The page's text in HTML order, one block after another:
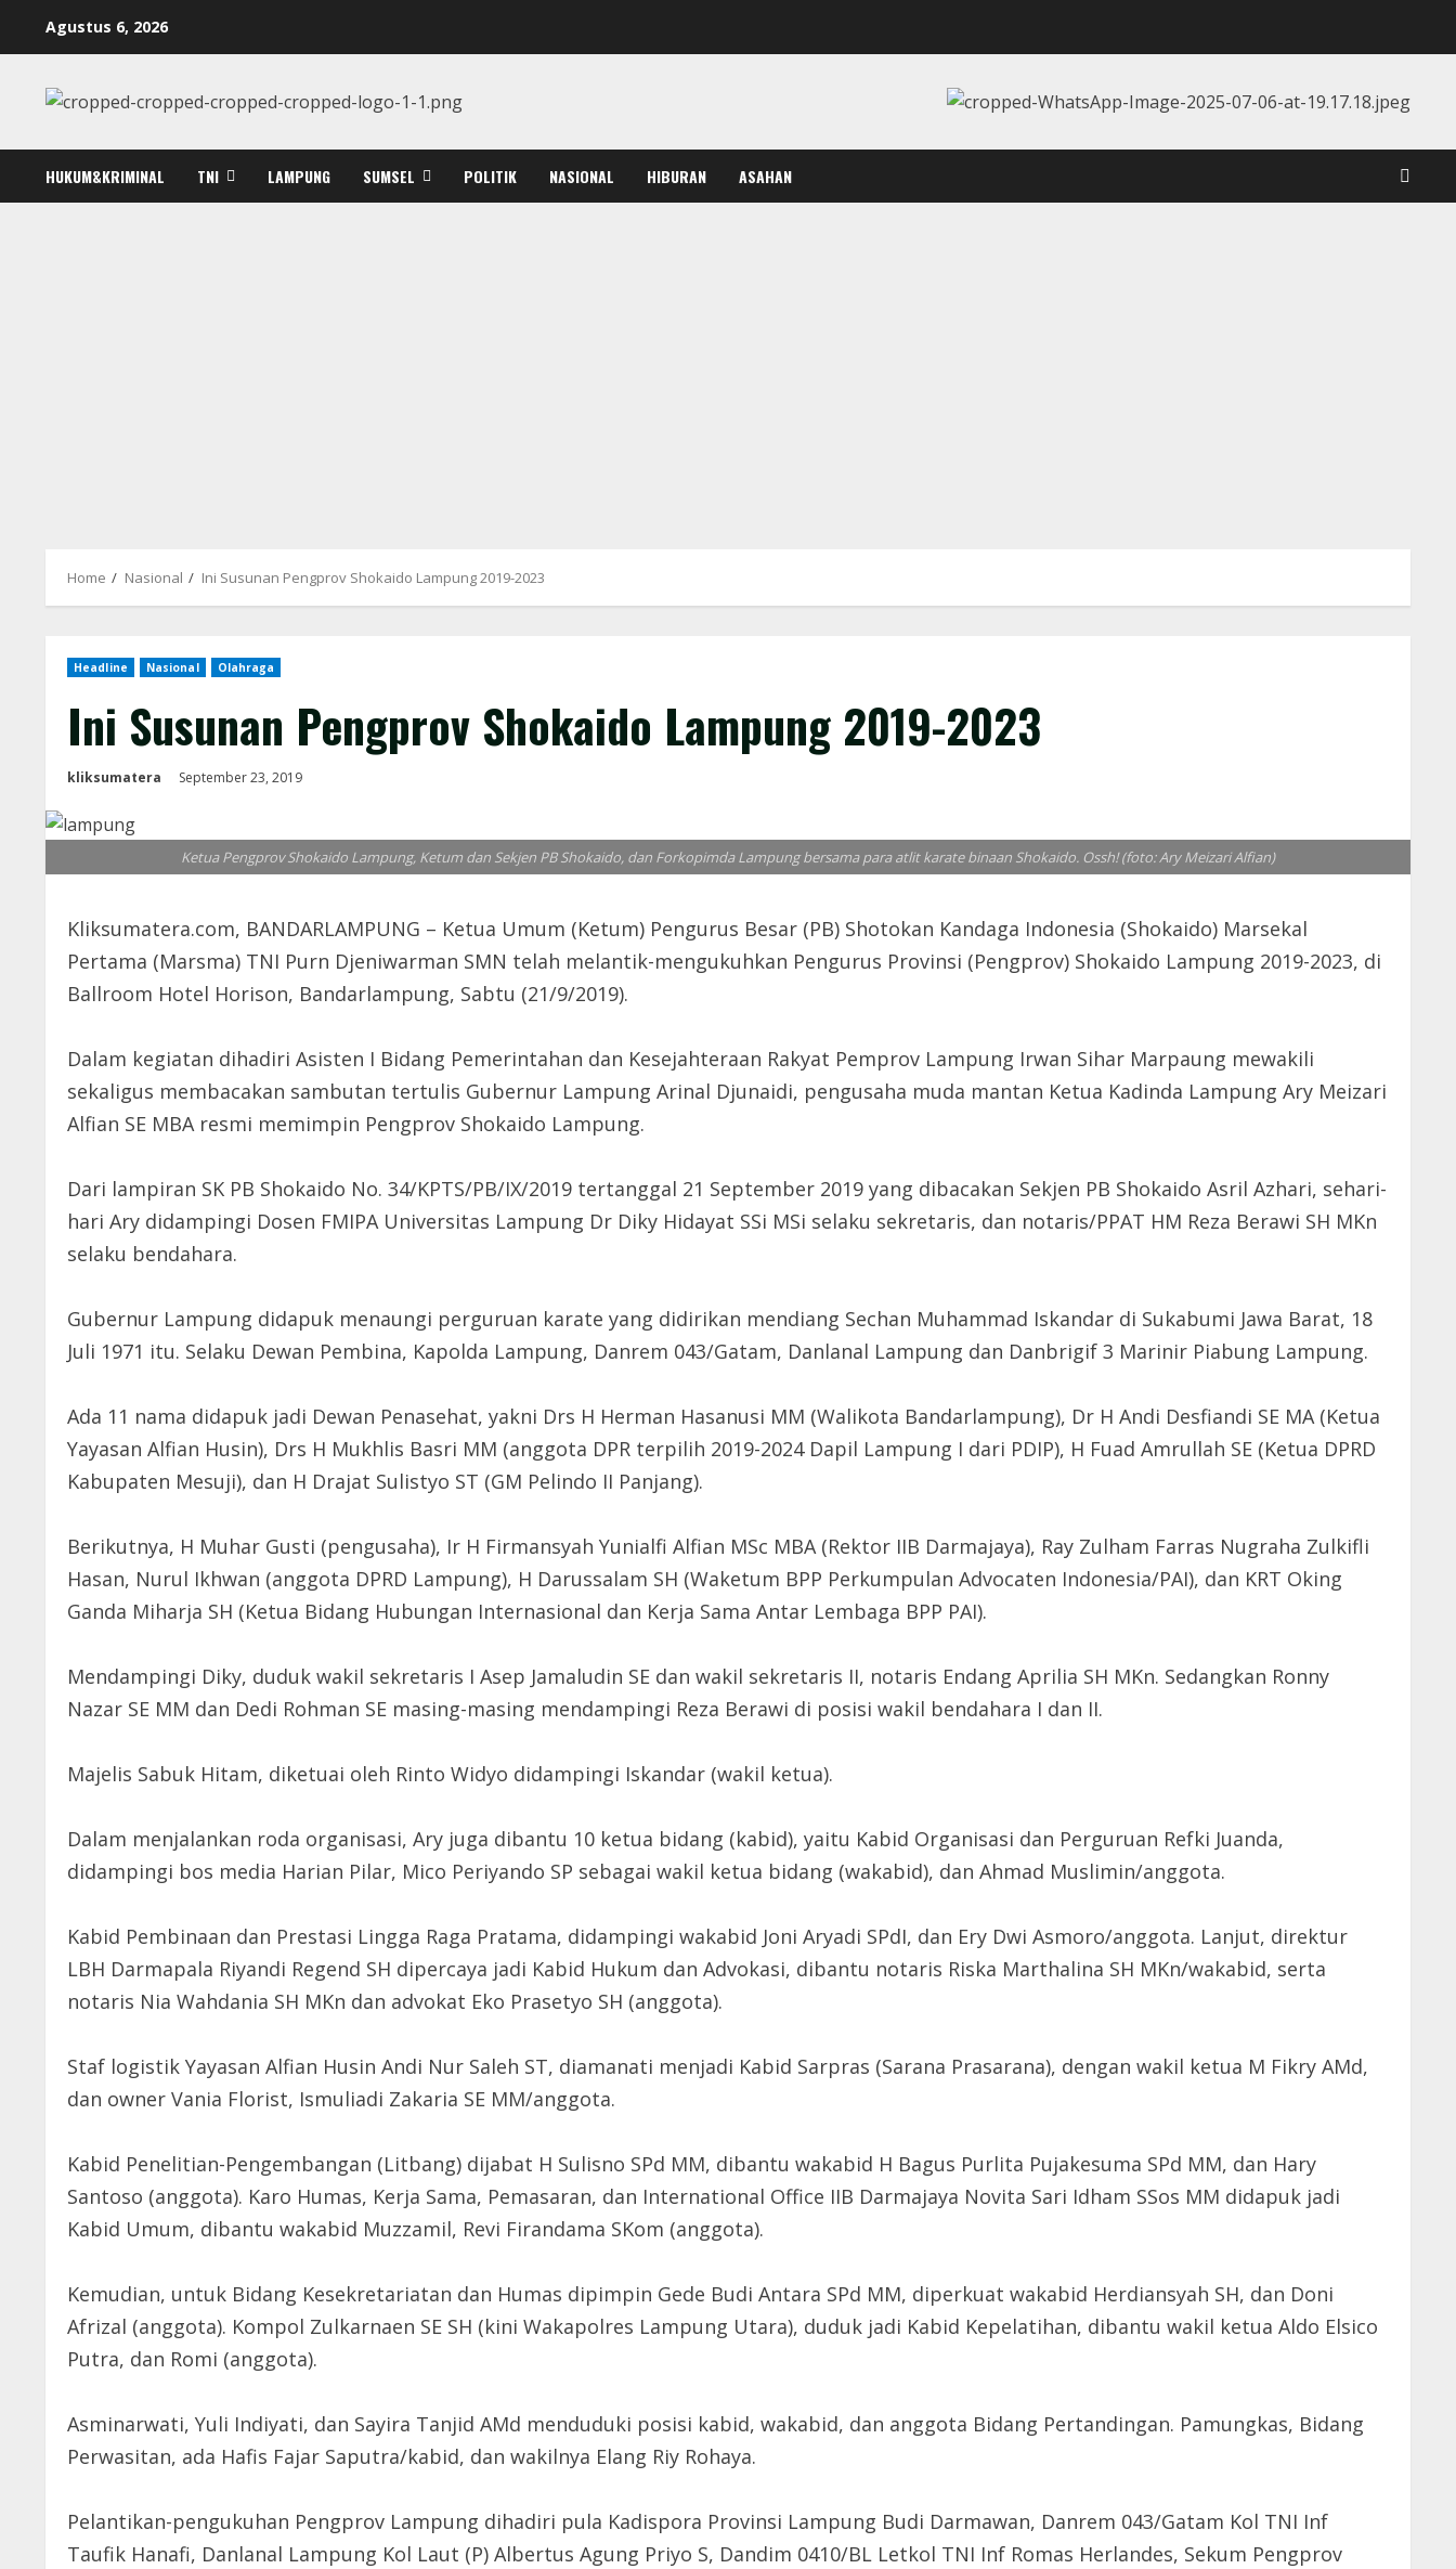
Agustus 6, 2026
HUKUM&KRIMINAL TNI LAMPUNG SUMSEL POLITIK NASIONAL HIBURAN ASAHAN
Home Nasional Ini Susunan Pengprov Shokaido Lampung 2019-2023
Headline Nasional Olahraga
Ini Susunan Pengprov Shokaido Lampung 2019-2023
kliksumatera September 23, 2019
Ketua Pengprov Shokaido Lampung, Ketum dan Sekjen PB Shokaido, dan Forkopimda Lampung bersama para atlit karate binaan Shokaido. Ossh! (foto: Ary Meizari Alfian)
Kliksumatera.com, BANDARLAMPUNG – Ketua Umum (Ketum) Pengurus Besar (PB) Shotokan Kandaga Indonesia (Shokaido) Marsekal
Pertama (Marsma) TNI Purn Djeniwarman SMN telah melantik-mengukuhkan Pengurus Provinsi (Pengprov) Shokaido Lampung 2019-2023, di
Ballroom Hotel Horison, Bandarlampung, Sabtu (21/9/2019).
Dalam kegiatan dihadiri Asisten I Bidang Pemerintahan dan Kesejahteraan Rakyat Pemprov Lampung Irwan Sihar Marpaung mewakili
sekaligus membacakan sambutan tertulis Gubernur Lampung Arinal Djunaidi, pengusaha muda mantan Ketua Kadinda Lampung Ary Meizari
Alfian SE MBA resmi memimpin Pengprov Shokaido Lampung.
Dari lampiran SK PB Shokaido No. 34/KPTS/PB/IX/2019 tertanggal 21 September 2019 yang dibacakan Sekjen PB Shokaido Asril Azhari, sehari-
hari Ary didampingi Dosen FMIPA Universitas Lampung Dr Diky Hidayat SSi MSi selaku sekretaris, dan notaris/PPAT HM Reza Berawi SH MKn
selaku bendahara.
Gubernur Lampung didapuk menaungi perguruan karate yang didirikan mendiang Sechan Muhammad Iskandar di Sukabumi Jawa Barat, 18
Juli 1971 itu. Selaku Dewan Pembina, Kapolda Lampung, Danrem 043/Gatam, Danlanal Lampung dan Danbrigif 3 Marinir Piabung Lampung.
Ada 11 nama didapuk jadi Dewan Penasehat, yakni Drs H Herman Hasanusi MM (Walikota Bandarlampung), Dr H Andi Desfiandi SE MA (Ketua
Yayasan Alfian Husin), Drs H Mukhlis Basri MM (anggota DPR terpilih 2019-2024 Dapil Lampung I dari PDIP), H Fuad Amrullah SE (Ketua DPRD
Kabupaten Mesuji), dan H Drajat Sulistyo ST (GM Pelindo II Panjang).
Berikutnya, H Muhar Gusti (pengusaha), Ir H Firmansyah Yunialfi Alfian MSc MBA (Rektor IIB Darmajaya), Ray Zulham Farras Nugraha Zulkifli
Hasan, Nurul Ikhwan (anggota DPRD Lampung), H Darussalam SH (Waketum BPP Perkumpulan Advocaten Indonesia/PAI), dan KRT Oking
Ganda Miharja SH (Ketua Bidang Hubungan Internasional dan Kerja Sama Antar Lembaga BPP PAI).
Mendampingi Diky, duduk wakil sekretaris I Asep Jamaludin SE dan wakil sekretaris II, notaris Endang Aprilia SH MKn. Sedangkan Ronny
Nazar SE MM dan Dedi Rohman SE masing-masing mendampingi Reza Berawi di posisi wakil bendahara I dan II.
Majelis Sabuk Hitam, diketuai oleh Rinto Widyo didampingi Iskandar (wakil ketua).
Dalam menjalankan roda organisasi, Ary juga dibantu 10 ketua bidang (kabid), yaitu Kabid Organisasi dan Perguruan Refki Juanda,
didampingi bos media Harian Pilar, Mico Periyando SP sebagai wakil ketua bidang (wakabid), dan Ahmad Muslimin/anggota.
Kabid Pembinaan dan Prestasi Lingga Raga Pratama, didampingi wakabid Joni Aryadi SPdI, dan Ery Dwi Asmoro/anggota. Lanjut, direktur
LBH Darmapala Riyandi Regend SH dipercaya jadi Kabid Hukum dan Advokasi, dibantu notaris Riska Marthalina SH MKn/wakabid, serta
notaris Nia Wahdania SH MKn dan advokat Eko Prasetyo SH (anggota).
Staf logistik Yayasan Alfian Husin Andi Nur Saleh ST, diamanati menjadi Kabid Sarpras (Sarana Prasarana), dengan wakil ketua M Fikry AMd,
dan owner Vania Florist, Ismuliadi Zakaria SE MM/anggota.
Kabid Penelitian-Pengembangan (Litbang) dijabat H Sulisno SPd MM, dibantu wakabid H Bagus Purlita Pujakesuma SPd MM, dan Hary
Santoso (anggota). Karo Humas, Kerja Sama, Pemasaran, dan International Office IIB Darmajaya Novita Sari Idham SSos MM didapuk jadi
Kabid Umum, dibantu wakabid Muzzamil, Revi Firandama SKom (anggota).
Kemudian, untuk Bidang Kesekretariatan dan Humas dipimpin Gede Budi Antara SPd MM, diperkuat wakabid Herdiansyah SH, dan Doni
Afrizal (anggota). Kompol Zulkarnaen SE SH (kini Wakapolres Lampung Utara), duduk jadi Kabid Kepelatihan, dibantu wakil ketua Aldo Elsico
Putra, dan Romi (anggota).
Asminarwati, Yuli Indiyati, dan Sayira Tanjid AMd menduduki posisi kabid, wakabid, dan anggota Bidang Pertandingan. Pamungkas, Bidang
Perwasitan, ada Hafis Fajar Saputra/kabid, dan wakilnya Elang Riy Rohaya.
Pelantikan-pengukuhan Pengprov Lampung dihadiri pula Kadispora Provinsi Lampung Budi Darmawan, Danrem 043/Gatam Kol TNI Inf
Taufik Hanafi, Danlanal Lampung Kol Laut (P) Albertus Agung Priyo S, Dandim 0410/BL Letkol TNI Inf Romas Herlandes, Sekum Pengprov